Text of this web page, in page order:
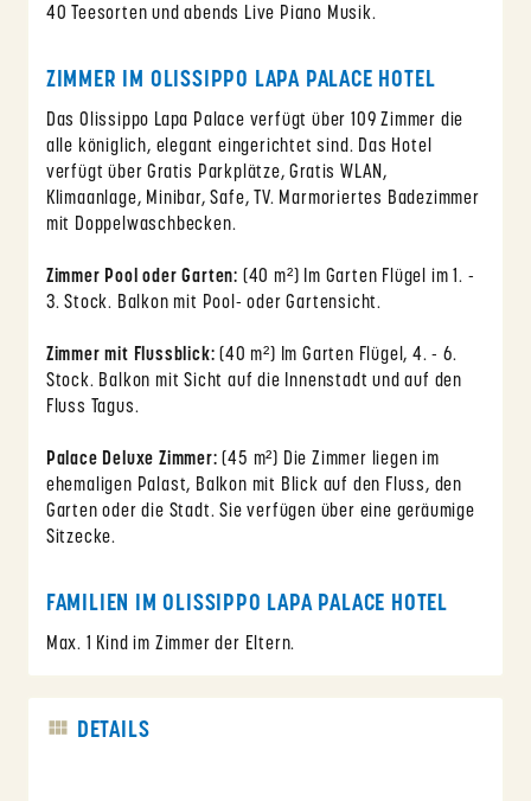
40 Teesorten und abends Live Piano Musik.
ZIMMER IM OLISSIPPO LAPA PALACE HOTEL
Das Olissippo Lapa Palace verfügt über 109 Zimmer die
alle königlich, elegant eingerichtet sind. Das Hotel
verfügt über Gratis Parkplätze, Gratis WLAN,
Klimaanlage, Minibar, Safe, TV. Marmoriertes Badezimmer
mit Doppelwaschbecken.
Zimmer Pool oder Garten: (40 m²) Im Garten Flügel im 1. -
3. Stock. Balkon mit Pool- oder Gartensicht.
Zimmer mit Flussblick: (40 m²) Im Garten Flügel, 4. - 6.
Stock. Balkon mit Sicht auf die Innenstadt und auf den
Fluss Tagus.
Palace Deluxe Zimmer: (45 m²) Die Zimmer liegen im
ehemaligen Palast, Balkon mit Blick auf den Fluss, den
Garten oder die Stadt. Sie verfügen über eine geräumige
Sitzecke.
FAMILIEN IM OLISSIPPO LAPA PALACE HOTEL
Max. 1 Kind im Zimmer der Eltern.
DETAILS